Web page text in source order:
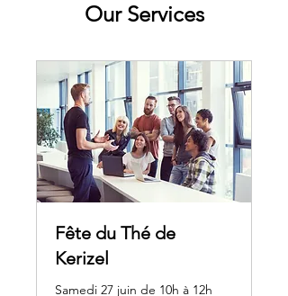
Our Services
Fête du Thé de
Kerizel
Samedi 27 juin de 10h à 12h